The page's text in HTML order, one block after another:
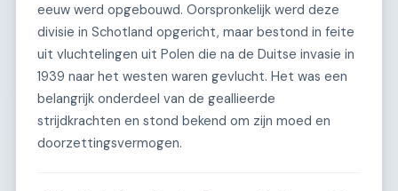
eeuw werd opgebouwd. Oorspronkelijk werd deze
divisie in Schotland opgericht, maar bestond in feite
uit vluchtelingen uit Polen die na de Duitse invasie in
1939 naar het westen waren gevlucht. Het was een
belangrijk onderdeel van de geallieerde
strijdkrachten en stond bekend om zijn moed en
doorzettingsvermogen.